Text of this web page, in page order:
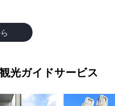
光ガイドサービス